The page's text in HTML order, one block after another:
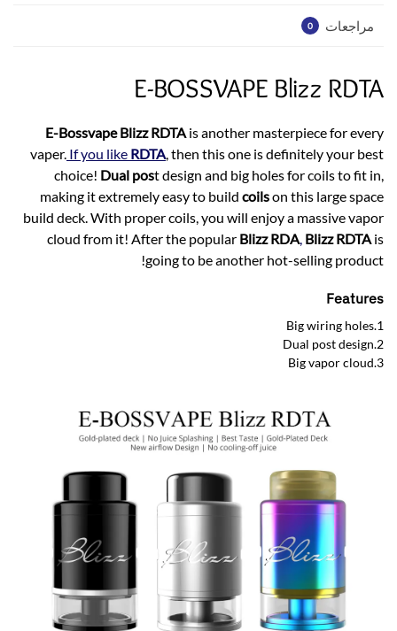
مراجعات 0
E-BOSSVAPE Blizz RDTA
E-Bossvape Blizz RDTA is another masterpiece for every
vaper. If you like RDTA , then this one is definitely your best
choice! Dual post design and big holes for coils to fit in,
making it extremely easy to build coilson this large space
build deck. With proper coils, you will enjoy a massive vapor
cloud from it! After the popular Blizz RDA Blizz RDTA is
going to be another hot-selling product!
Features
1.Big wiring holes
2.Dual post design
3.Big vapor cloud